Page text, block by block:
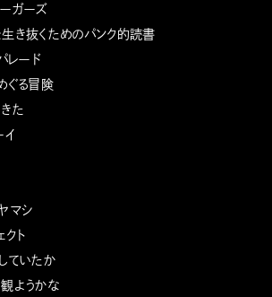
ガーズ
き抜くためのパンク的読書
レード
ぐる冒険
た
イ
マシ
クト
ていたか
ようかな